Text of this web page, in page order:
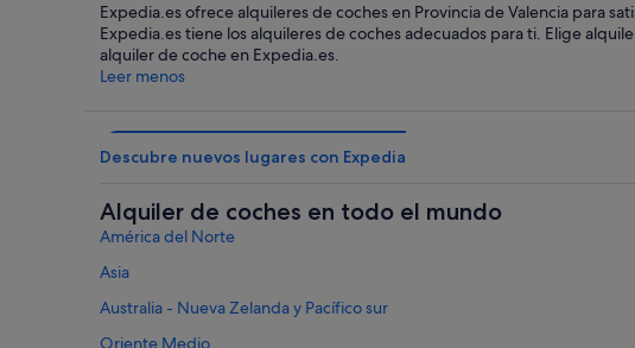
Expedia.es ofrece alquileres de coches en Provincia de Valencia para
Expedia.es tiene los alquileres de coches adecuados para ti. Elige
alquiler de coche en Expedia.es.
Leer menos
Descubre nuevos lugares con Expedia
Alquiler de coches en todo el mundo
América del Norte
Asia
Australia - Nueva Zelanda y Pacífico sur